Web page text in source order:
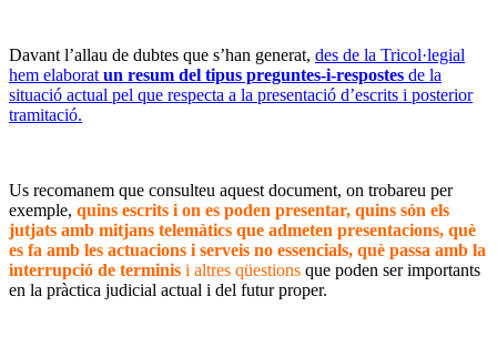
Davant l’allau de dubtes que s’han generat, des de la Tricol·legial
hem elaborat un resum del tipus preguntes-i-respostes de la
situació actual pel que respecta a la presentació d’escrits i posterior
tramitació.
Us recomanem que consulteu aquest document, on trobareu per
exemple, quins escrits i on es poden presentar, quins són els
jutjats amb mitjans telemàtics que admeten presentacions, què
es fa amb les actuacions i serveis no essencials, què passa amb la
interrupció de terminis i altres qüestions que poden ser importants
en la pràctica judicial actual i del futur proper.